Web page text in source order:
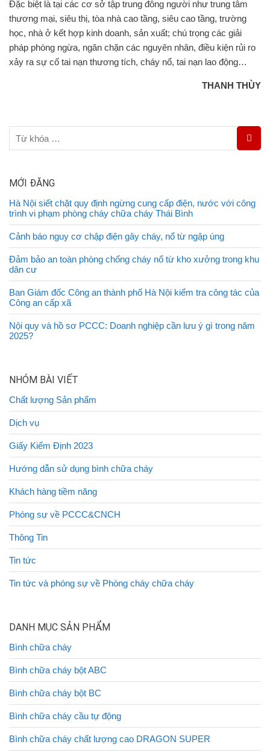
Đặc biệt là tại các cơ sở tập trung đông người như trung tâm
thương mại, siêu thị, tòa nhà cao tầng, siêu cao tầng, trường
học, nhà ở kết hợp kinh doanh, sản xuất; chú trọng các giải
pháp phòng ngừa, ngăn chặn các nguyên nhân, điều kiện rủi ro
xảy ra sự cố tai nạn thương tích, cháy nổ, tai nạn lao động…
THANH THÙY
MỚI ĐĂNG
Hà Nội siết chặt quy định ngừng cung cấp điện, nước với công
trình vi phạm phòng cháy chữa cháy Thái Bình
Cảnh báo nguy cơ chập điện gây cháy, nổ từ ngập úng
Đảm bảo an toàn phòng chống cháy nổ từ kho xưởng trong khu
dân cư
Ban Giám đốc Công an thành phố Hà Nội kiểm tra công tác của
Công an cấp xã
Nội quy và hồ sơ PCCC: Doanh nghiệp cần lưu ý gì trong năm
2025?
NHÓM BÀI VIẾT
Chất lượng Sản phẩm
Dịch vụ
Giấy Kiểm Định 2023
Hướng dẫn sử dụng bình chữa cháy
Khách hàng tiềm năng
Phóng sự về PCCC&CNCH
Thông Tin
Tin tức
Tin tức và phóng sự về Phòng cháy chữa cháy
DANH MỤC SẢN PHẨM
Bình chữa cháy
Bình chữa cháy bột ABC
Bình chữa cháy bột BC
Bình chữa cháy cầu tự động
Bình chữa cháy chất lượng cao DRAGON SUPER